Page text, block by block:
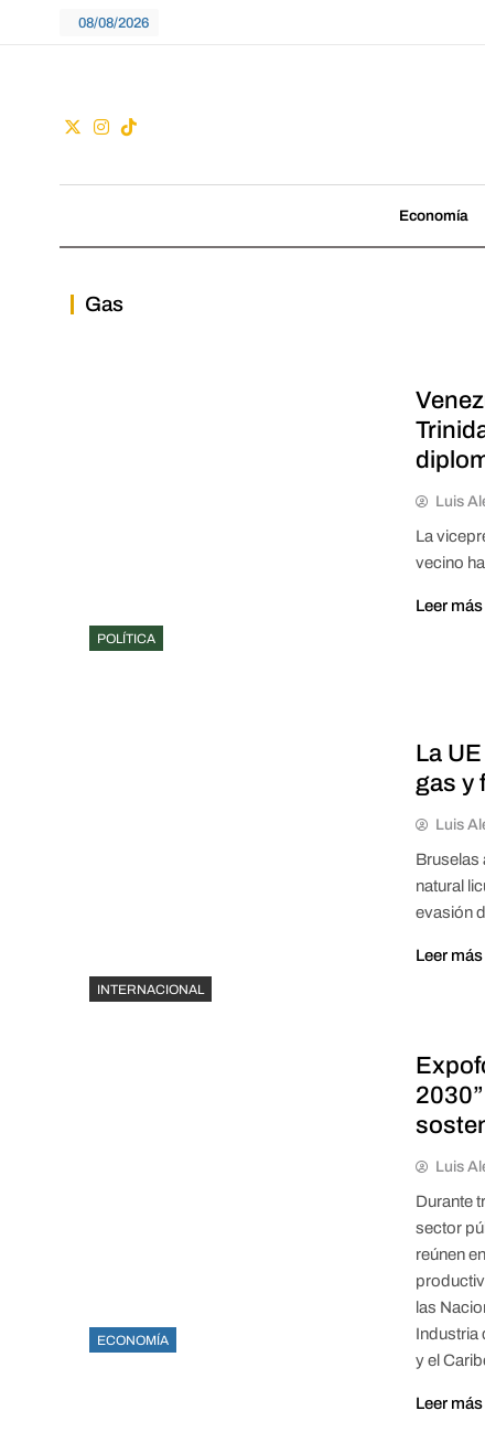
08/08/2026
Economía
Gas
POLÍTICA
Luis
La
vecino
Leer más
INTERNACIONAL
La
gas y
Luis
Bruselas
natural
evasión
Leer más
ECONOMÍA
Luis
Durante
sector
reúnen
las
Industria
y el
Leer más